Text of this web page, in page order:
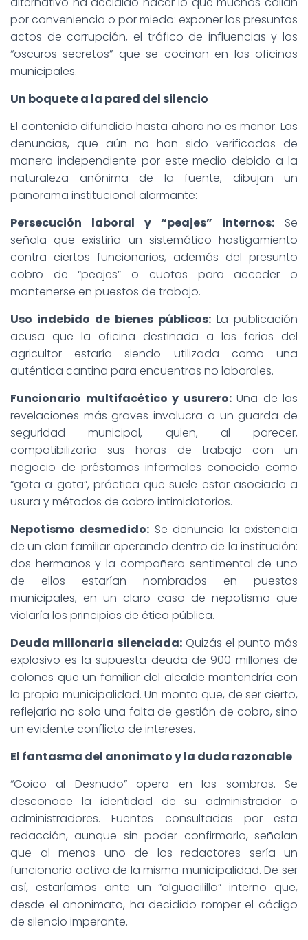
por conveniencia o por miedo: exponer los presuntos
actos de corrupción, el tráfico de influencias y los
“oscuros secretos” que se cocinan en las oficinas
municipales.
Un boquete a la pared del silencio
El contenido difundido hasta ahora no es menor. Las
denuncias, que aún no han sido verificadas de
manera independiente por este medio debido a la
naturaleza anónima de la fuente, dibujan un
panorama institucional alarmante:
Persecución laboral y “peajes” internos: Se
señala que existiría un sistemático hostigamiento
contra ciertos funcionarios, además del presunto
cobro de “peajes” o cuotas para acceder o
mantenerse en puestos de trabajo.
Uso indebido de bienes públicos: La publicación
acusa que la oficina destinada a las ferias del
agricultor estaría siendo utilizada como una
auténtica cantina para encuentros no laborales.
Funcionario multifacético y usurero:Una de las
revelaciones más graves involucra a un guarda de
seguridad municipal, quien, al parecer,
compatibilizaría sus horas de trabajo con un
negocio de préstamos informales conocido como
“gota a gota”, práctica que suele estar asociada a
usura y métodos de cobro intimidatorios.
Nepotismo desmedido: Se denuncia la existencia
de un clan familiar operando dentro de la institución:
dos hermanos y la compañera sentimental de uno
de ellos estarían nombrados en puestos
municipales, en un claro caso de nepotismo que
violaría los principios de ética pública.
Deuda millonaria silenciada: Quizás el punto más
explosivo es la supuesta deuda de 900 millones de
colones que un familiar del alcalde mantendría con
la propia municipalidad. Un monto que, de ser cierto,
reflejaría no solo una falta de gestión de cobro, sino
un evidente conflicto de intereses.
El fantasma del anonimato y la duda razonable
“Goico al Desnudo” opera en las sombras. Se
desconoce la identidad de su administrador o
administradores. Fuentes consultadas por esta
redacción, aunque sin poder confirmarlo, señalan
que al menos uno de los redactores sería un
funcionario activo de la misma municipalidad. De ser
así, estaríamos ante un “alguacilillo” interno que,
desde el anonimato, ha decidido romper el código
de silencio imperante.